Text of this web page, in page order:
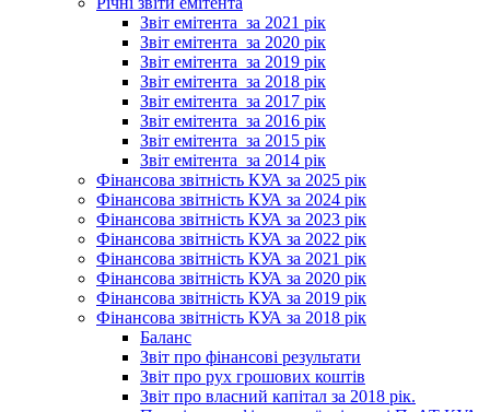
Звіт емітента_за 2021 рік
Звіт емітента_за 2020 рік
Звіт емітента_за 2019 рік
Звіт емітента_за 2018 рік
Звіт емітента_за 2017 рік
Звіт емітента_за 2016 рік
Звіт емітента_за 2015 рік
Звіт емітента_за 2014 рік
Фінансова звітність КУА за 2025 рік
Фінансова звітність КУА за 2024 рік
Фінансова звітність КУА за 2023 рік
Фінансова звітність КУА за 2022 рік
Фінансова звітність КУА за 2021 рік
Фінансова звітність КУА за 2020 рік
Фінансова звітність КУА за 2019 рік
Фінансова звітність КУА за 2018 рік
Баланс
Звіт про фінансові результати
Звіт про рух грошових коштів
Звіт про власний капітал за 2018 рік.